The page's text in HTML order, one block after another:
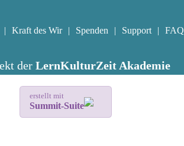
Kraft des Wir Spenden Support FAQ
der LernKulturZeit Akademie
erstellt mit
Summit-Suite